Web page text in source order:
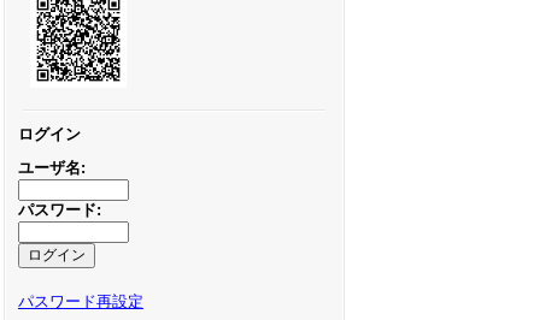
ログイン
ユーザ名:
パスワード:
パスワード再設定